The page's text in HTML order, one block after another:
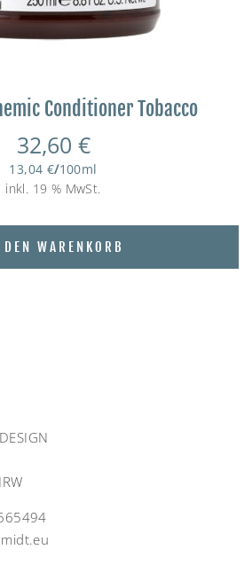
Conditioner Tobacco
32,60 €
13,04 €/100ml
inkl. 19 % MwSt.
WARENKORB